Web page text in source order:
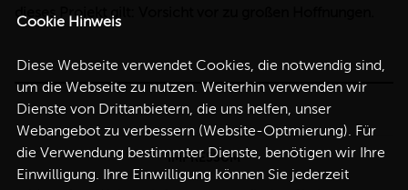
dieses Projekt gilt: Vorsicht vor zu großen Hoffnungen.
IMPRESSUM
Cookie Hinweis
Diese Webseite verwendet Cookies, die notwendig sind,
um die Webseite zu nutzen. Weiterhin verwenden wir
Dienste von Drittanbietern, die uns helfen, unser
Webangebot zu verbessern (Website-Optmierung). Für
die Verwendung bestimmter Dienste, benötigen wir Ihre
Einwilligung. Ihre Einwilligung können Sie jederzeit